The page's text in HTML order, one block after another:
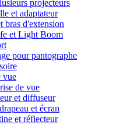
projecteurs
et adaptateur
bras d'extension
et Light Boom
pour pantographe
vue
de vue
et diffuseur
et écran
et réflecteur